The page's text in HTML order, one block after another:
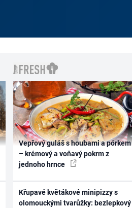
Vepřový guláš s houbami a pórkem
– krémový a voňavý pokrm z
jednoho hrnce
Křupavé květákové minipizzy s
olomouckými tvarůžky: bezlepkový